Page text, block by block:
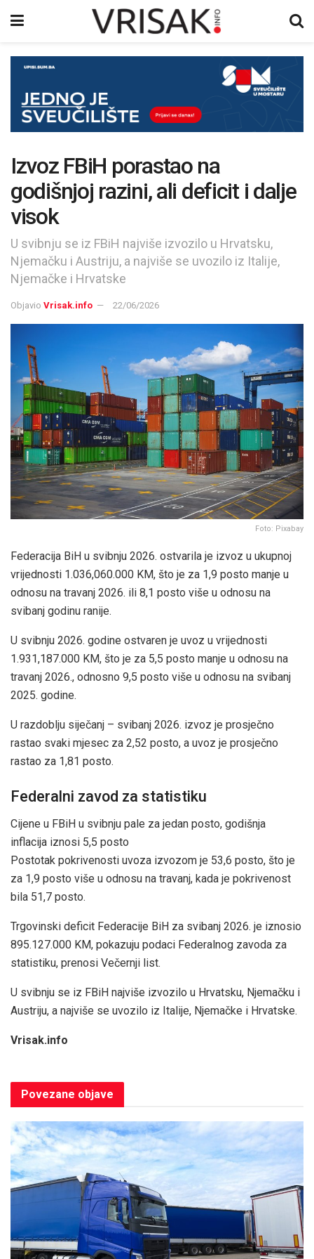
Izvoz FBiH porastao na
godišnjoj razini, ali deficit i dalje
visok
U svibnju se iz FBiH najviše izvozilo u Hrvatsku,
Njemačku i Austriju, a najviše se uvozilo iz Italije,
Njemačke i Hrvatske
Objavio Vrisak.info 22/06/2026
Foto: Pixabay
Federacija BiH u svibnju 2026. ostvarila je izvoz u ukupnoj
vrijednosti 1.036,060.000 KM, što je za 1,9 posto manje u
odnosu na travanj 2026. ili 8,1 posto više u odnosu na
svibanj godinu ranije.
U svibnju 2026. godine ostvaren je uvoz u vrijednosti
1.931,187.000 KM, što je za 5,5 posto manje u odnosu na
travanj 2026., odnosno 9,5 posto više u odnosu na svibanj
2025. godine.
U razdoblju siječanj – svibanj 2026. izvoz je prosječno
rastao svaki mjesec za 2,52 posto, a uvoz je prosječno
rastao za 1,81 posto.
Federalni zavod za statistiku
Cijene u FBiH u svibnju pale za jedan posto, godišnja
inflacija iznosi 5,5 posto
Postotak pokrivenosti uvoza izvozom je 53,6 posto, što je
za 1,9 posto više u odnosu na travanj, kada je pokrivenost
bila 51,7 posto.
Trgovinski deficit Federacije BiH za svibanj 2026. je iznosio
895.127.000 KM, pokazuju podaci Federalnog zavoda za
statistiku, prenosi Večernji list.
U svibnju se iz FBiH najviše izvozilo u Hrvatsku, Njemačku i
Austriju, a najviše se uvozilo iz Italije, Njemačke i Hrvatske.
Vrisak.info
Povezane objave